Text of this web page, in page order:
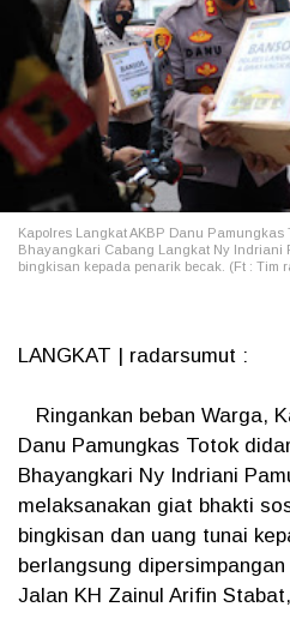
Kapolres Langkat AKBP Danu Pamungkas
Bhayangkari Cabang Langkat Ny Indriani
bingkisan kepada penarik becak. (Ft : Tim
LANGKAT | radarsumut :
Ringankan beban Warga,
Danu Pamungkas Totok
Bhayangkari Ny Indriani
melaksanakan giat bhakti
bingkisan dan uang tunai
berlangsung
Jalan KH Zainul Arifin